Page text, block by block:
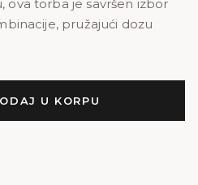
ova torba je savršen izbor
pružajući dozu
U KORPU